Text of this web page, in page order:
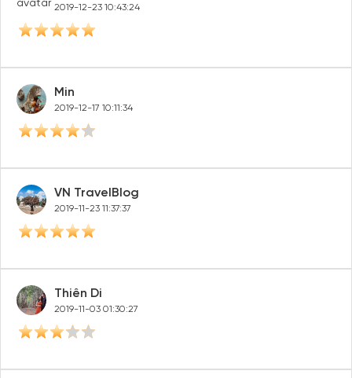
2019-12-23 10:43:24
Min
2019-12-17 10:11:34
VN TravelBlog
2019-11-23 11:37:37
Thiên Di
2019-11-03 01:30:27